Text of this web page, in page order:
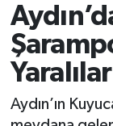
Aydın’ın
Süper Lig
Tüm